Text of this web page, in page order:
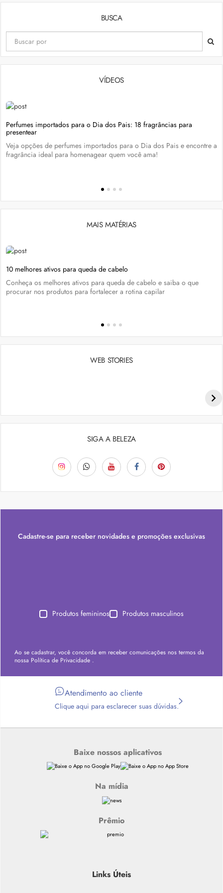
BUSCA
VÍDEOS
Perfumes importados para o Dia dos Pais: 18 fragrâncias para
presentear
Veja opções de perfumes importados para o Dia dos Pais e encontre a
fragrância ideal para homenagear quem você ama!
MAIS MATÉRIAS
10 melhores ativos para queda de cabelo
Conheça os melhores ativos para queda de cabelo e saiba o que
procurar nos produtos para fortalecer a rotina capilar
WEB STORIES
SIGA A BELEZA
Cadastre-se para receber novidades e promoções exclusivas
Produtos femininos Produtos masculinos
Ao se cadastrar, você concorda em receber comunicações nos termos da
nossa Política de Privacidade .
Atendimento ao cliente
Clique aqui para esclarecer suas dúvidas.
Baixe nossos aplicativos
Na mídia
Prêmio
Links Úteis